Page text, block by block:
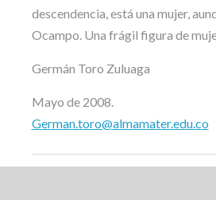
descendencia, está una mujer,
Ocampo. Una frágil figura de
Germán Toro Zuluaga
Mayo de 2008.
German.toro@almamater.edu.co